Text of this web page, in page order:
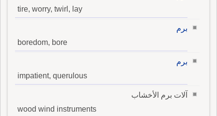
tire, worry, twirl, lay
برم
boredom, bore
برم
impatient, querulous
آلات برم الأخشاب
wood wind instruments